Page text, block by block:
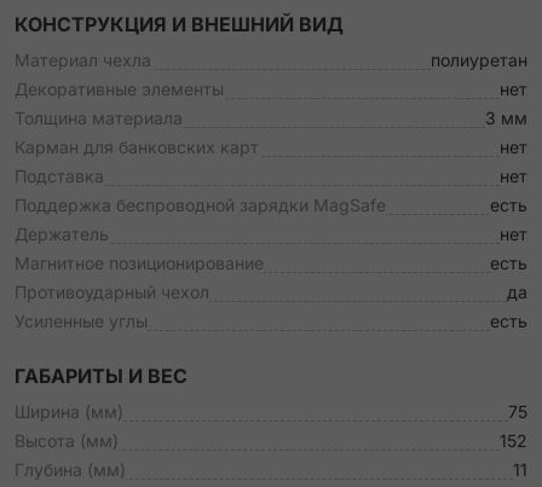
КОНСТРУКЦИЯ И ВНЕШНИЙ ВИД
Материал чехла
полиуретан
Декоративные элементы
нет
Толщина материала
3 мм
Карман для банковских карт
нет
Подставка
нет
Поддержка беспроводной зарядки MagSafe
есть
Держатель
нет
Магнитное позиционирование
есть
Противоударный чехол
да
Усиленные углы
есть
ГАБАРИТЫ И ВЕС
Ширина (мм)
75
Высота (мм)
152
Глубина (мм)
11